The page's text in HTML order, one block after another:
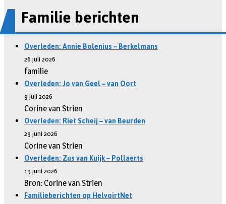
Familie berichten
Overleden: Annie Bolenius – Berkelmans
26 juli 2026
familie
Overleden: Jo van Geel – van Oort
9 juli 2026
Corine van Strien
Overleden: Riet Scheij – van Beurden
29 juni 2026
Corine van Strien
Overleden: Zus van Kuijk – Pollaerts
19 juni 2026
Bron: Corine van Strien
Familieberichten op HelvoirtNet